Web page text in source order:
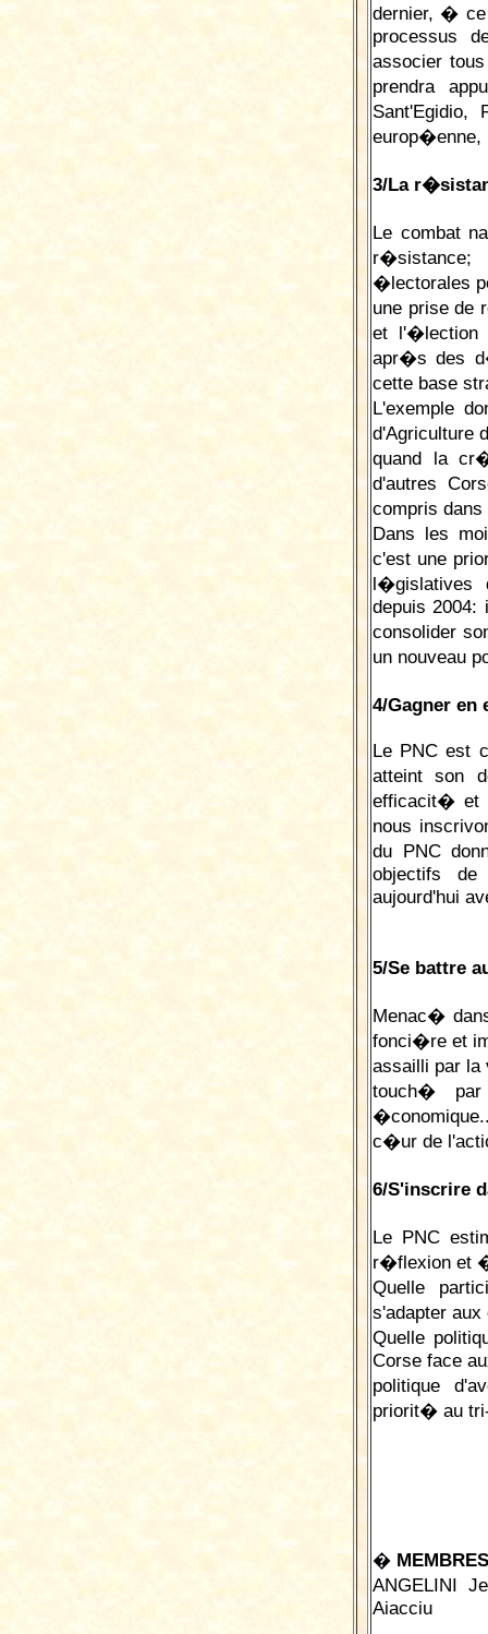
dernier, � ce
processus
associer
prendra
Sant'Egidio,
europ�enne,
3/La
Le combat
�lectorales
une prise de
et l'�lection
apr�s des
cette base
L'exemple
d'Agriculture
quand la
d'autres
compris
Dans les
c'est une
l�gislatives
depuis 2004:
consolider
un nouveau
4/Gagner
Le PNC est
atteint son
efficacit� et
nous
du PNC
objectifs de
aujourd'hui
5/Se battre
Menac�
fonci�re et
assailli par
touch�
c�ur de
6/S'inscrire
Le PNC
r�flexion et
Quelle
s'adapter
Quelle
Corse face
politique
priorit� au
�
ANGELINI
Aiacciu